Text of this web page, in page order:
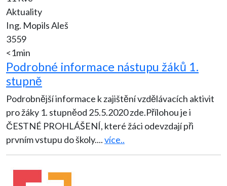
Aktuality
Ing. Mopils Aleš
3559
<1min
Podrobné informace nástupu žáků 1.
stupně
Podrobnější informace k zajištění vzdělávacích aktivit
pro žáky 1. stupněod 25.5.2020 zde.Přílohou je i
ČESTNÉ PROHLÁŠENÍ, které žáci odevzdají při
prvním vstupu do školy....více..